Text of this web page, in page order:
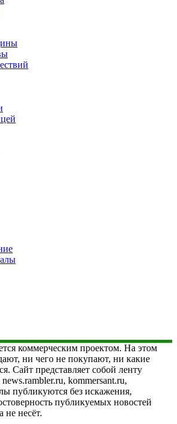
коммерческим проектом. На этом
ни чего не покупают, ни какие
Сайт представляет собой ленту
kommersant.ru,
публикуются без искажения,
публикуемых новостей
не несёт.